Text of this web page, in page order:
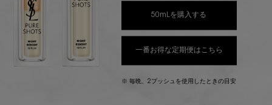
50mLを購入する
一番お得な定期便はこちら
※ 毎晩、2プッシュを使用したときの目安